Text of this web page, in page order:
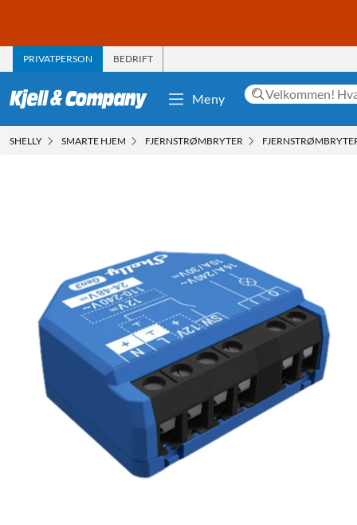
PRIVATPERSON BEDRIFT
Meny
SHELLY SMARTE HJEM FJERNSTRØMBRYTER